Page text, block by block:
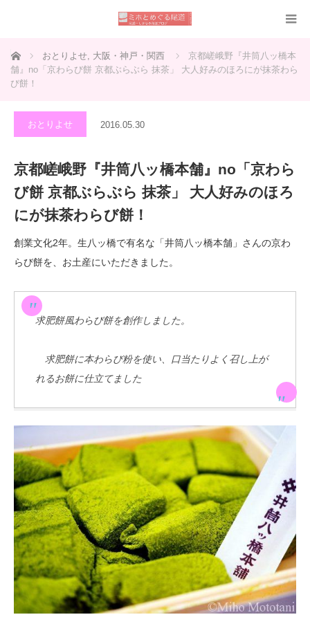
ホーム おとりよせ, 大阪・神戸・関西
京都嵯峨野『井筒八ッ橋本
舗』no「京わらび餅 京都ぶらぶら 抹茶」 大人好みのほろにが抹茶わら
び餅！
おとりよせ 2016.05.30
京都嵯峨野『井筒八ッ橋本舗』no「京わら
び餅 京都ぶらぶら 抹茶」 大人好みのほろ
にが抹茶わらび餅！
創業文化2年。生八ッ橋で有名な「井筒八ッ橋本舗」さんの京わ
らび餅を、お土産にいただきました。
求肥餅風わらび餅を創作しました。
求肥餅に本わらび粉を使い、口当たりよく召し上が
れるお餅に仕立てました